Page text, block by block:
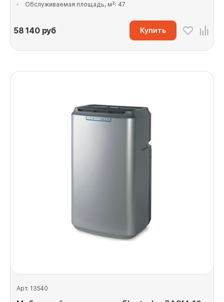
Обслуживаемая площадь, м²: 47
58 140руб Купить
Арт. 13540